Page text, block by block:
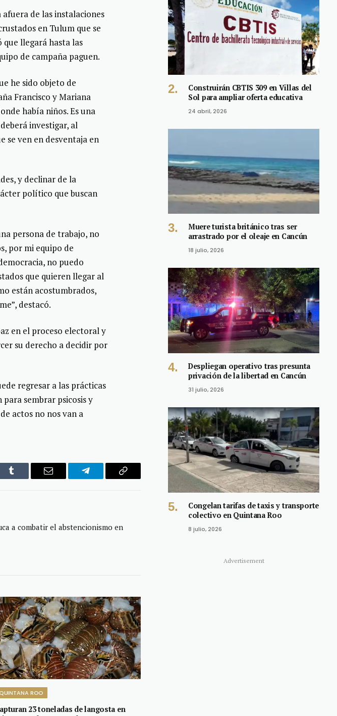
de las instalaciones
en Tulum que se
llegará hasta las
de campaña paguen.
he sido objeto de
Francisco y Mariana
había niños. Es una
investigar, al
se ven en desventaja en
y declinar de la
político que buscan
persona de trabajo, no
por mi equipo de
no puedo
que quieren llegar al
están acostumbrados,
destacó.
en el proceso electoral y
su derecho a decidir por
regresar a las prácticas
sembrar psicosis y
actos no nos van a
Tumblr Email Telegram Copy
a combatir el abstencionismo en
ROO
23 toneladas de langosta en
Construirán CBTIS 309 en Villas del
Sol para ampliar oferta educativa
24 abril, 2026
Muere turista británico tras ser
arrastrado por el oleaje en Cancún
18 julio, 2026
Despliegan operativo tras presunta
privación de la libertad en Cancún
31 julio, 2026
Congelan tarifas de taxis y transporte
colectivo en Quintana Roo
8 julio, 2026
Advertisement